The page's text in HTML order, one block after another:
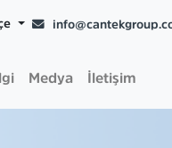
Medya İletişim